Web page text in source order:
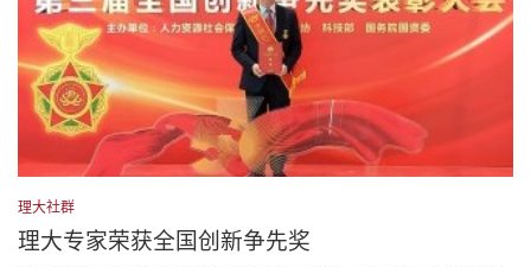
理大社群
理大专家荣获全国创新争先奖